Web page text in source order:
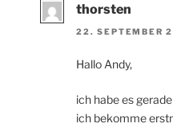
thorsten
22. SEPTEMBER
Hallo Andy,
ich habe es
ich bekomme